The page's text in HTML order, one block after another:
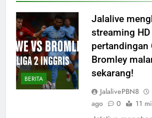
BERITA
Jalalive
streaming HD
pertandingan
Bromley
sekarang!
JalalivePBN8
ago
0 11